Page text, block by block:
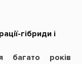
гібриди і
багато років